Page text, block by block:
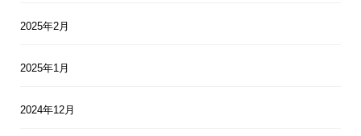
2025年2月
2025年1月
2024年12月